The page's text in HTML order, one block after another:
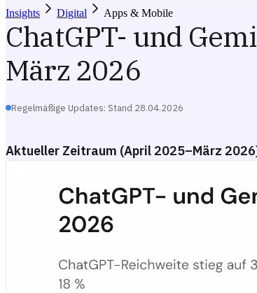
Insights
Digital Apps & Mobile
ChatGPT- und
März 2026
Regelmäßige Updates: Stand 28.04.2026
Aktueller Zeitraum (April 2025–März